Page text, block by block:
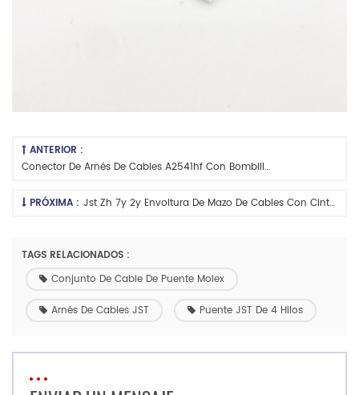
ANTERIOR :
Conector De Arnés De Cables A2541hf Con Bombilla Led De 3mm
PRÓXIMA : Jst Zh 7y 2y Envoltura De Mazo De Cables Con Cinta De Ptfe
TAGS RELACIONADOS :
Conjunto De Cable De Puente Molex
Arnés De Cables JST Puente JST De 4 Hilos